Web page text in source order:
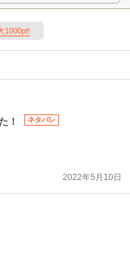
1000pt!
！ ネタバレ
2022年5月10日